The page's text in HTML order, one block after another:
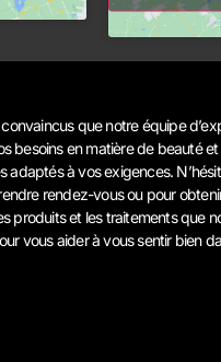
que notre équipe
besoins en matière de beauté
adaptés à vos exigences.
rendez-vous ou pour
produits et les traitements que
vous aider à vous sentir bien